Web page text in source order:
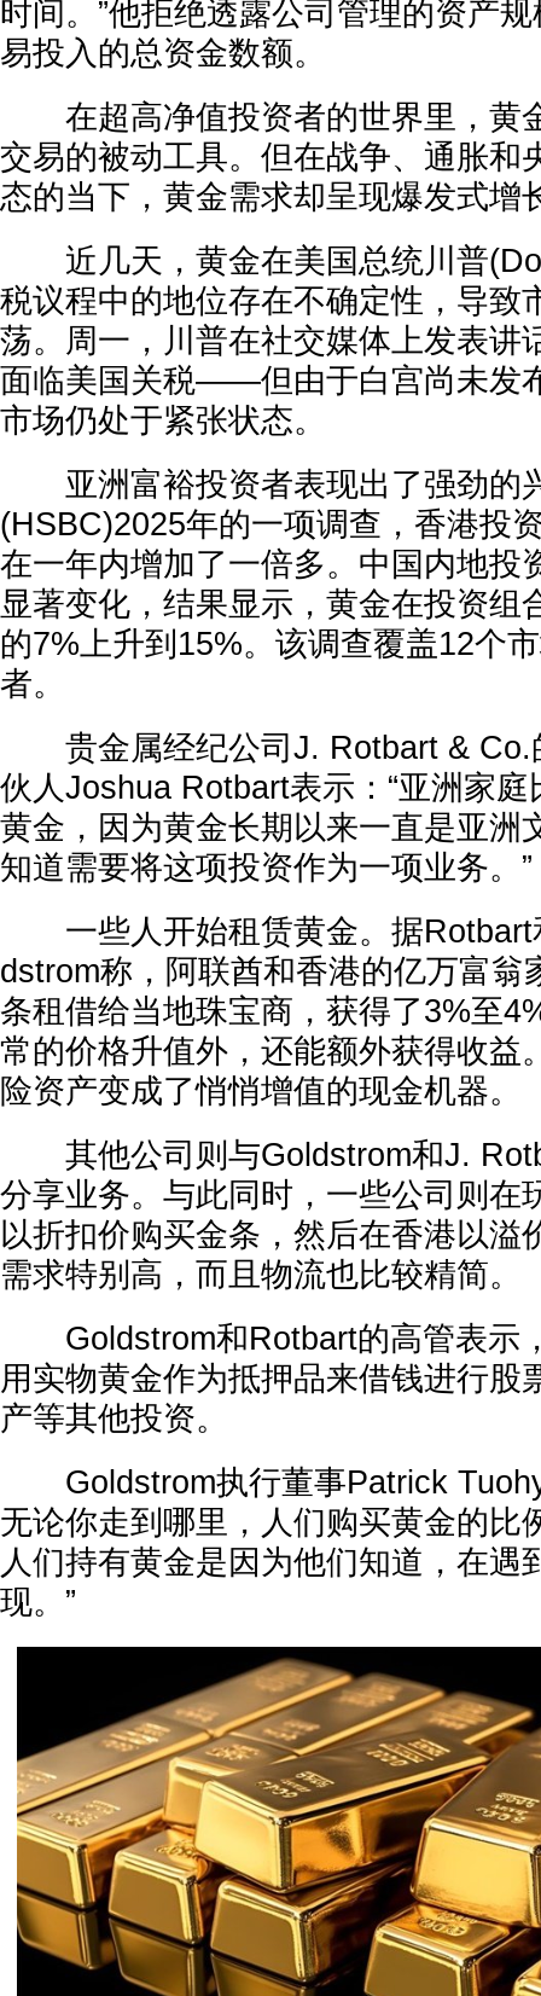
时间。”他拒绝透露公司管理的资产
易投入的总资金数额。
在超高净值投资者的世界里，黄
交易的被动工具。但在战争、通胀和
态的当下，黄金需求却呈现爆发式增
近几天，黄金在美国总统川普
税议程中的地位存在不确定性，导致
荡。周一，川普在社交媒体上发表讲
面临美国关税——但由于白宫尚未发
市场仍处于紧张状态。
亚洲富裕投资者表现出了强劲的
(HSBC)2025年的一项调查，香港投
在一年内增加了一倍多。中国内地投
显著变化，结果显示，黄金在投资组
的7%上升到15%。该调查覆盖12个
者。
贵金属经纪公司J. Rotbart & Co.
伙人Joshua Rotbart表示：“亚洲家
黄金，因为黄金长期以来一直是亚洲
知道需要将这项投资作为一项业务。”
一些人开始租赁黄金。据Rotbart
dstrom称，阿联酋和香港的亿万富翁
条租借给当地珠宝商，获得了3%至
常的价格升值外，还能额外获得收益
险资产变成了悄悄增值的现金机器。
其他公司则与Goldstrom和J.
分享业务。与此同时，一些公司则在
以折扣价购买金条，然后在香港以溢
需求特别高，而且物流也比较精简。
Goldstrom和Rotbart的高管表示
用实物黄金作为抵押品来借钱进行股
产等其他投资。
Goldstrom执行董事Patrick Tuohy
无论你走到哪里，人们购买黄金的比
人们持有黄金是因为他们知道，在遇
现。”